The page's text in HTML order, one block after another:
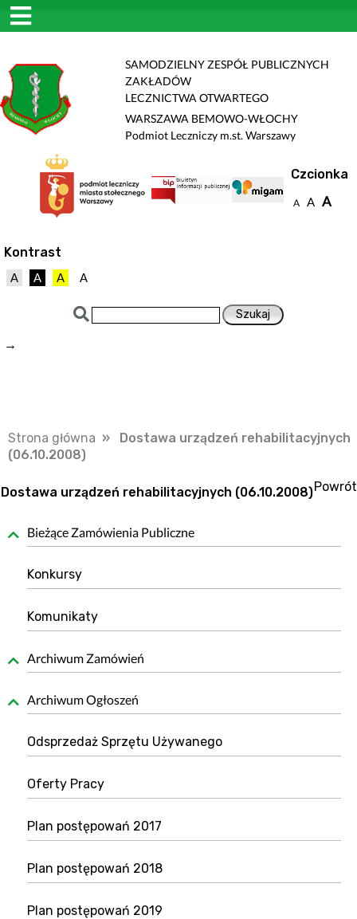
SAMODZIELNY ZESPÓŁ PUBLICZNYCH
ZAKŁADÓW
LECZNICTWA OTWARTEGO
WARSZAWA BEMOWO-WŁOCHY
Podmiot Leczniczy m.st. Warszawy
Czcionka
A A A
Kontrast
A A A A
→
Strona główna » Dostawa urządzeń rehabilitacyjnych
(06.10.2008)
Powrót
Dostawa urządzeń rehabilitacyjnych (06.10.2008)
Bieżące Zamówienia Publiczne
Konkursy
Komunikaty
Archiwum Zamówień
Archiwum Ogłoszeń
Odsprzedaż Sprzętu Używanego
Oferty Pracy
Plan postępowań 2017
Plan postępowań 2018
Plan postępowań 2019